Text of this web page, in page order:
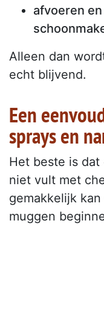
afvoeren
Alleen dan
echt blijvend.
Een
sprays en
Het beste is
niet vult met
gemakkelijk
muggen